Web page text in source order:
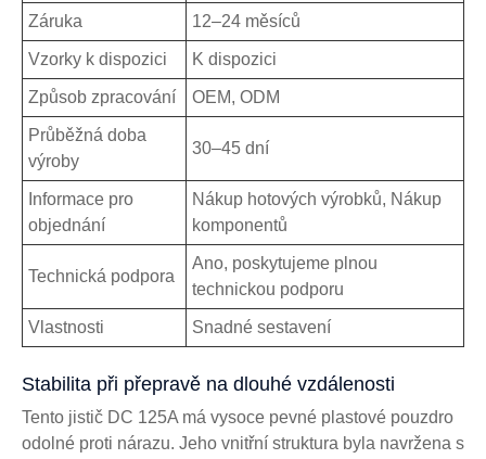
Záruka 12–24 měsíců
Vzorky k dispozici K dispozici
Způsob zpracování OEM, ODM
Průběžná doba
výroby
30–45 dní
Informace pro
objednání
Nákup hotových výrobků, Nákup
komponentů
Technická podpora
Ano, poskytujeme plnou
technickou podporu
Vlastnosti Snadné sestavení
Stabilita při přepravě na dlouhé vzdálenosti
Tento jistič DC 125A má vysoce pevné plastové pouzdro
odolné proti nárazu. Jeho vnitřní struktura byla navržena s